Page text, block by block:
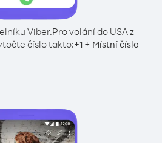
Viber.Pro volání do USA z
číslo takto:+1 + Místní číslo